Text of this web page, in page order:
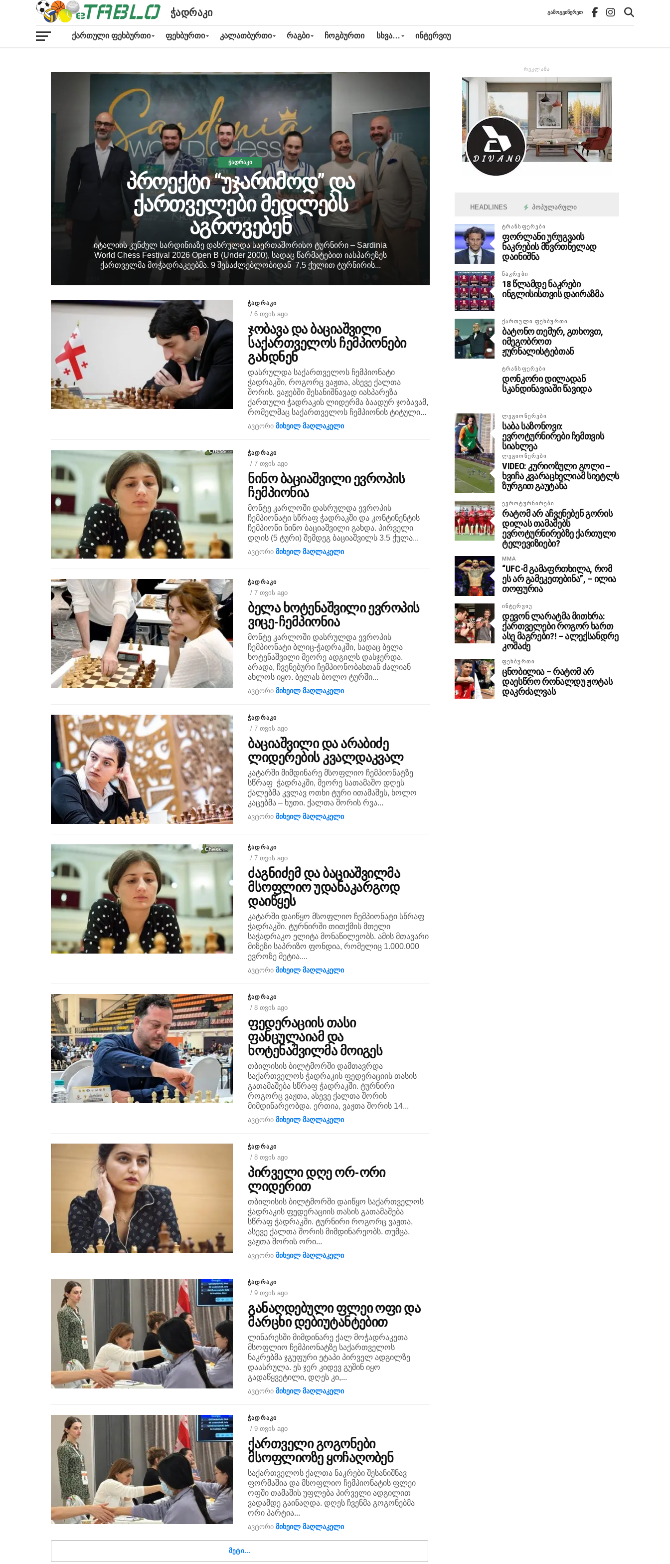
ᲭᲐᲓᲠᲐᲙᲘ ᲒᲐᲛᲝᲒᲕᲘᲬᲔᲠᲔᲗ
ᲥᲐᲠᲗᲣᲚᲘ ᲤᲔᲮᲑᲣᲠᲗᲘ ᲤᲔᲮᲑᲣᲠᲗᲘ ᲙᲐᲚᲐᲗᲑᲣᲠᲗᲘ ᲠᲐᲒᲑᲘ ᲩᲝᲒᲑᲣᲠᲗᲘ ᲡᲮᲕᲐ… ᲘᲜᲢᲔᲠᲕᲘᲣ
ᲭᲐᲓᲠᲐᲙᲘ
პროექტი “უჯარიმოდ” და
ქართველები მედლებს
აგროვებენ
იტალიის კუნძულ სარდინიაზე დასრულდა საერთაშორისო ტურნირი – Sardinia
World Chess Festival 2026 Open B (Under 2000), სადაც წარმატებით იასპარეზეს
ქართველმა მოჭადრაკეებმა. 9 შესაძლებლობიდან 7,5 ქულით ტურნირის...
ᲭᲐᲓᲠᲐᲙᲘ
/ 6 თვის ago
ჯობავა და ბაციაშვილი
საქართველოს ჩემპიონები
გახდნენ
დასრულდა საქართველოს ჩემპიონატი
ჭადრაკში, როგორც ვაჟთა, ასევე ქალთა
შორის. ვაჟებში შესანიშნავად იასპარეზა
ქართული ჭადრაკის ლიდერმა ბაადურ ჯობავამ,
რომელმაც საქართველოს ჩემპიონის ტიტული...
ავტორიმიხეილ მაღლაკელი
ᲭᲐᲓᲠᲐᲙᲘ
/ 7 თვის ago
ნინო ბაციაშვილი ევროპის
ჩემპიონია
მონტე კარლოში დასრულდა ევროპის
ჩემპიონატი სწრაფ ჭადრაკში და კონტინენტის
ჩემპიონი ნინო ბაციაშვილი გახდა. პირველი
დღის (5 ტური) შემდეგ ბაციაშვილს 3.5 ქულა...
ავტორიმიხეილ მაღლაკელი
ᲭᲐᲓᲠᲐᲙᲘ
/ 7 თვის ago
ბელა ხოტენაშვილი ევროპის
ვიცე-ჩემპიონია
მონტე კარლოში დასრულდა ევროპის
ჩემპიონატი ბლიც-ჭადრაკში, სადაც ბელა
ხოტენაშვილი მეორე ადგილს დასჯერდა.
არადა, ჩვენებური ჩემპიონობასთან ძალიან
ახლოს იყო. ბელას ბოლო ტურში...
ავტორიმიხეილ მაღლაკელი
ᲭᲐᲓᲠᲐᲙᲘ
/ 7 თვის ago
ბაციაშვილი და არაბიძე
ლიდერების კვალდაკვალ
კატარში მიმდინარე მსოფლიო ჩემპიონატზე
სწრაფ ჭადრაკში, მეორე სათამაშო დღეს
ქალებმა კვლავ ოთხი ტური ითამაშეს, ხოლო
კაცებმა – ხუთი. ქალთა შორის რვა...
ავტორიმიხეილ მაღლაკელი
ᲭᲐᲓᲠᲐᲙᲘ
/ 7 თვის ago
ძაგნიძემ და ბაციაშვილმა
მსოფლიო უდანაკარგოდ
დაიწყეს
კატარში დაიწყო მსოფლიო ჩემპიონატი სწრაფ
ჭადრაკში. ტურნირში თითქმის მთელი
საჭადრაკო ელიტა მონაწილეობს. ამის მთავარი
მიზეზი საპრიზო ფონდია, რომელიც 1.000.000
ევროზე მეტია....
ავტორიმიხეილ მაღლაკელი
ᲭᲐᲓᲠᲐᲙᲘ
/ 8 თვის ago
ფედერაციის თასი
ფანცულაიამ და
ხოტენაშვილმა მოიგეს
თბილისის ბილტმორში დამთავრდა
საქართველოს ჭადრაკის ფედერაციის თასის
გათამაშება სწრაფ ჭადრაკში. ტურნირი
როგორც ვაჟთა, ასევე ქალთა შორის
მიმდინარეობდა. ერთია, ვაჟთა შორის 14...
ავტორიმიხეილ მაღლაკელი
ᲭᲐᲓᲠᲐᲙᲘ
/ 8 თვის ago
პირველი დღე ორ-ორი
ლიდერით
თბილისის ბილტმორში დაიწყო საქართველოს
ჭადრაკის ფედერაციის თასის გათამაშება
სწრაფ ჭადრაკში. ტურნირი როგორც ვაჟთა,
ასევე ქალთა შორის მიმდინარეობს. თუმცა,
ვაჟთა შორის ორი...
ავტორიმიხეილ მაღლაკელი
ᲭᲐᲓᲠᲐᲙᲘ
/ 9 თვის ago
განაღდებული ფლეი ოფი და
მარცხი დებიუტანტებით
ლინარესში მიმდინარე ქალ მოჭადრაკეთა
მსოფლიო ჩემპიონატზე საქართველოს
ნაკრებმა ჯგუფური ეტაპი პირველ ადგილზე
დაასრულა. ეს ჯერ კიდევ გუშინ იყო
გადაწყვეტილი, დღეს კი,...
ავტორიმიხეილ მაღლაკელი
ᲭᲐᲓᲠᲐᲙᲘ
/ 9 თვის ago
ქართველი გოგონები
მსოფლიოზე ყოჩაღობენ
საქართველოს ქალთა ნაკრები შესანიშნავ
ფორმაშია და მსოფლიო ჩემპიონატის ფლეი
ოფში თამაშის უფლება პირველი ადგილით
ვადამდე გაინაღდა. დღეს ჩვენმა გოგონებმა
ორი პარტია...
ავტორიმიხეილ მაღლაკელი
ᲛᲔᲢᲘ...
ᲠᲔᲙᲚᲐᲛᲐ
HEADLINES ᲞᲝᲞᲣᲚᲐᲠᲣᲚᲘ
ᲢᲠᲐᲜᲡᲤᲔᲠᲔᲑᲘ
ფორლანი ურუგვაის
ნაკრების მწვრთნელად
დაინიშნა
ᲜᲐᲙᲠᲔᲑᲘ
18 წლამდე ნაკრები
ინგლისისთვის დაირაზმა
ᲥᲐᲠᲗᲣᲚᲘ ᲤᲔᲮᲑᲣᲠᲗᲘ
ბატონო თემურ, გთხოვთ,
იმეგობროთ
ჟურნალისტებთან
ᲢᲠᲐᲜᲡᲤᲔᲠᲔᲑᲘ
დონკორი დილადან
სკანდინავიაში წავიდა
ᲚᲔᲒᲘᲝᲜᲔᲠᲔᲑᲘ
საბა საზონოვი:
ევროტურნირები ჩემთვის
სიახლეა
ᲚᲔᲒᲘᲝᲜᲔᲠᲔᲑᲘ
VIDEO: კურიოზული გოლი –
ხვიჩა კვარაცხელიამ სიეტლს
ზურგით გაუტანა
ᲔᲕᲠᲝᲢᲣᲠᲜᲘᲠᲔᲑᲘ
რატომ არ აჩვენებენ გორის
დილას თამაშებს
ევროტურნირებზე ქართული
ტელევიზიები?
MMA
“UFC-მ გამაფრთხილა, რომ
ეს არ გამეკეთებინა”, – ილია
თოფურია
ᲘᲜᲢᲔᲠᲕᲘᲣ
დევონ ლარატმა მითხრა:
ქართველები როგორ ხართ
ასე მაგრები?! – ალექსანდრე
კოშაძე
ᲤᲔᲮᲑᲣᲠᲗᲘ
ცნობილია – რატომ არ
დაესწრო რონალდუ ჟოტას
დაკრძალვას